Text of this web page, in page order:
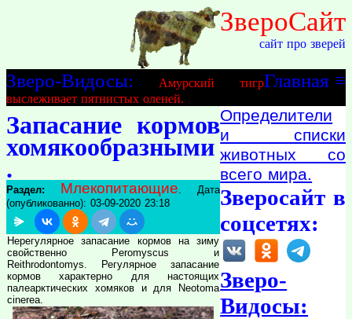
ЗвероСайт
сайт про зверей
≡
Главная
Зверо-Видосы:
Амурский тигр
выслеживает пятнистых оленей.
Запасание кормов
хомякообразными
.
Раздел: Млекопитающие. Дата
(опубликованно): 03-09-2020 23:18
Нерегулярное запасание кормов на зиму
свойственно Peromyscus и
Reithrodontomys. Регулярное запасание
кормов характерно для настоящих
палеарктических хомяков и для Neotoma
cinerea.
Определители
и списки
животных со
всего мира.
Зверосайт в
соцсетях:
Зверо-
Видосы: